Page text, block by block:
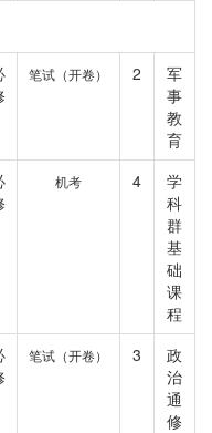
笔试（开卷） 2
军
事
教
育
机考 4
学
科
群
基
础
课
程
笔试（开卷） 3
政
治
通
修